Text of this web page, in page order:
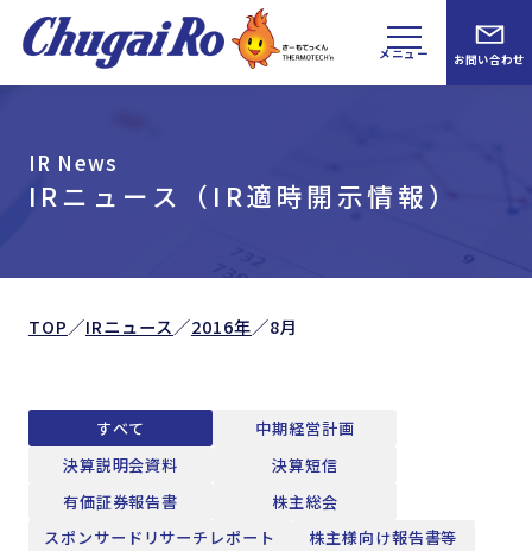
メニュー お問い合わせ
IR News
IRニュース（IR適時開示情報）
TOP／IRニュース／2016年／8月
すべて
中期経営計画
決算説明会資料
決算短信
有価証券報告書
株主総会
スポンサードリサーチレポート
株主様向け報告書等